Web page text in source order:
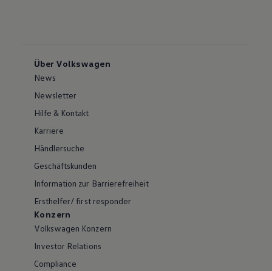
Über Volkswagen
News
Newsletter
Hilfe & Kontakt
Karriere
Händlersuche
Geschäftskunden
Information zur Barrierefreiheit
Ersthelfer/ first responder
Konzern
Volkswagen Konzern
Investor Relations
Compliance